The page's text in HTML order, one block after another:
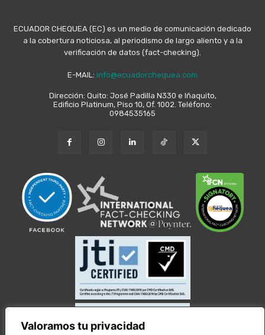
Valoramos tu privacidad
ECUADOR CHEQUEA (EC) es un medio de comunicación dedicado
a la cobertura noticiosa, al periodismo de largo aliento y a la
verificación de datos (fact-checking).
E-MAIL: info@ecuadorchequea.com
Dirección: Quito: José Padilla N330 e Iñaquito,
Edificio Platinum, Piso 10, Of. 1002. Teléfono:
0984535165